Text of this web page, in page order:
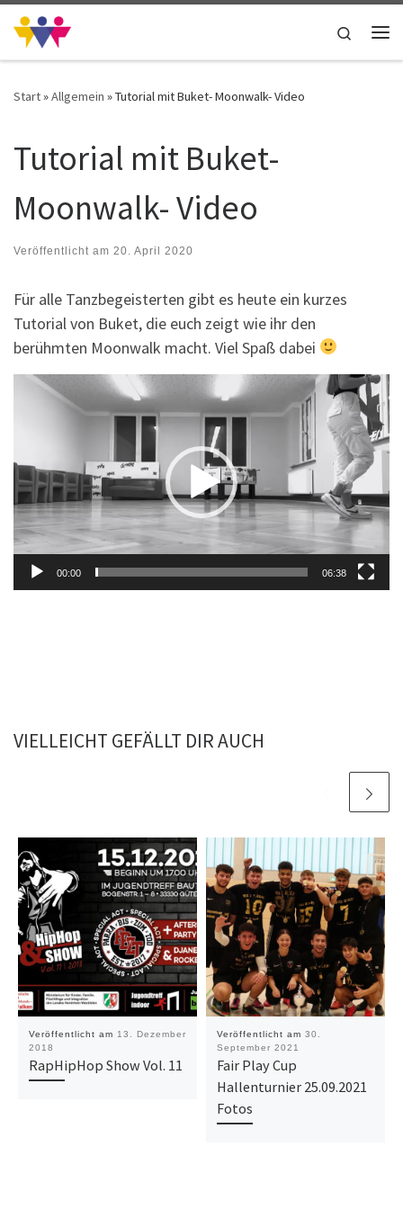
Zum Inhalt springen
Search
Start»Allgemein »Tutorial mit Buket- Moonwalk- Video
Tutorial mit Buket-
Moonwalk- Video
Veröffentlicht am 20. April 2020
Für alle Tanzbegeisterten gibt es heute ein kurzes
Tutorial von Buket, die euch zeigt wie ihr den
berühmten Moonwalk macht. Viel Spaß dabei
Video-
00:00 06:38
VIELLEICHT GEFÄLLT DIR AUCH
Veröffentlicht am 13. Dezember
2018
RapHipHop Show Vol. 11
Veröffentlicht am 30.
September 2021
Fair Play Cup
Hallenturnier 25.09.2021
Fotos